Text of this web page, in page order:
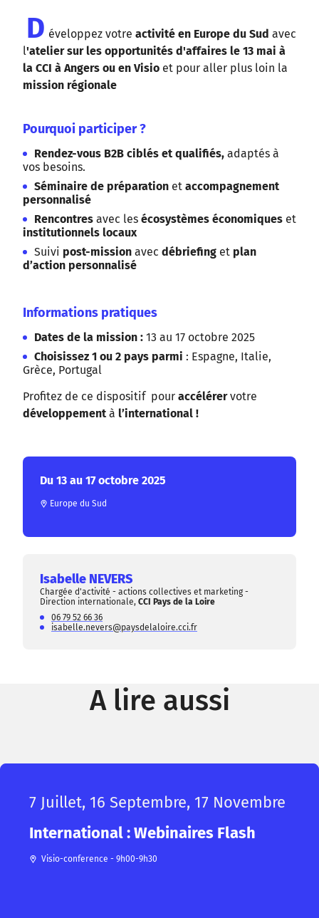
D éveloppez votre activité en Europe du Sud avec
l'atelier sur les opportunités d'affaires le 13 mai à
la CCI à Angers ou en Visio et pour aller plus loin la
mission régionale
Pourquoi participer ?
Rendez-vous B2B ciblés et qualifiés, adaptés à
vos besoins.
Séminaire de préparation et accompagnement
personnalisé
Rencontres avec les écosystèmes économiques et
institutionnels locaux
Suivi post-mission avec débriefing et plan
d’action personnalisé
Informations pratiques
Dates de la mission : 13 au 17 octobre 2025
Choisissez 1 ou 2 pays parmi : Espagne, Italie,
Grèce, Portugal
Profitez de ce dispositif pour accélérervotre
développement à l’international !
Du 13 au 17 octobre 2025
Europe du Sud
Isabelle NEVERS
Chargée d'activité - actions collectives et marketing -
Direction internationale, CCI Pays de la Loire
06 79 52 66 36
isabelle.nevers@paysdelaloire.cci.fr
A lire aussi
7 Juillet, 16 Septembre, 17 Novembre
International : Webinaires Flash
Visio-conference - 9h00-9h30